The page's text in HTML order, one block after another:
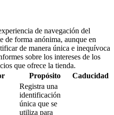
de navegación del
de forma anónima, aunque en
de manera única e inequívoca
sobre los intereses de los
que ofrece la tienda.
Propósito Caducidad
Registra una
identificación
única que se
utiliza para